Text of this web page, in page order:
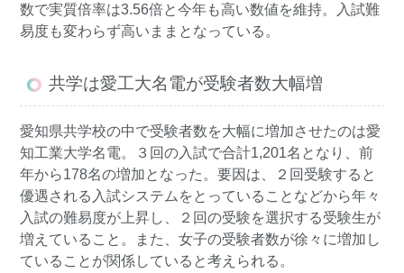
数で実質倍率は3.56倍と今年も高い数値を維持。入試難
易度も変わらず高いままとなっている。
共学は愛工大名電が受験者数大幅増
愛知県共学校の中で受験者数を大幅に増加させたのは愛
知工業大学名電。３回の入試で合計1,201名となり、前
年から178名の増加となった。要因は、２回受験すると
優遇される入試システムをとっていることなどから年々
入試の難易度が上昇し、２回の受験を選択する受験生が
増えていること。また、女子の受験者数が徐々に増加し
ていることが関係していると考えられる。